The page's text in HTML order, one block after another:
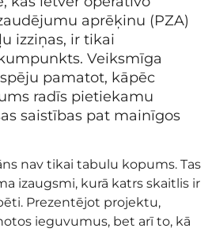
aprēķinu (PZA)
izziņas, ir tikai
Veiksmīga
pamatot, kāpēc
radīs pietiekamu
saistības pat mainīgos
nav tikai tabulu kopums. Tas
izaugsmi, kurā katrs skaitlis ir
Prezentējot projektu,
ieguvumus, bet arī to, kā